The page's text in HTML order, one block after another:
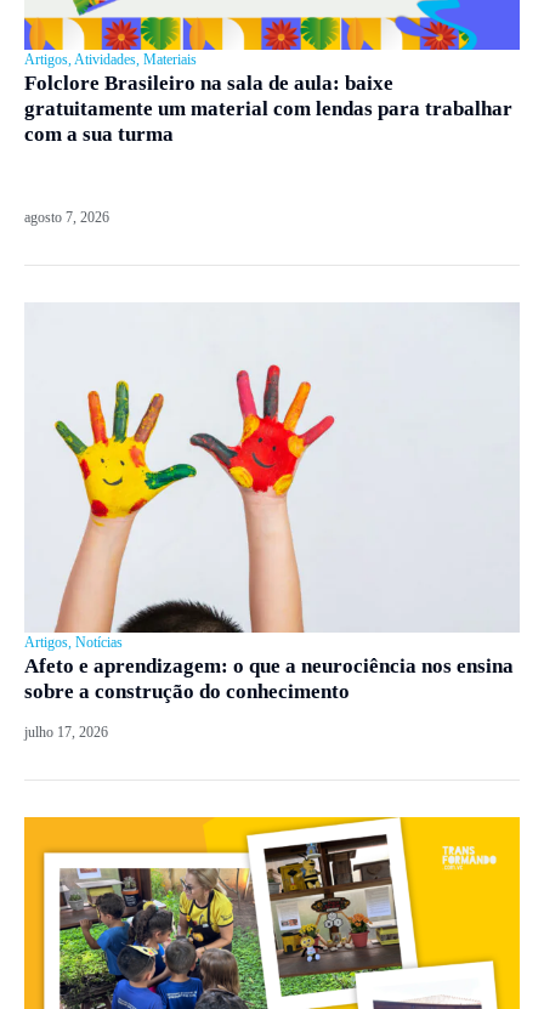
Artigos,Atividades, Materiais
Folclore Brasileiro na sala de aula: baixe
gratuitamente um material com lendas para trabalhar
com a sua turma
agosto 7, 2026
Artigos Notícias
Afeto e aprendizagem: o que a neurociência nos ensina
sobre a construção do conhecimento
julho 17, 2026